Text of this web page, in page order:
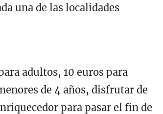
una de las localidades
adultos, 10 euros para
de 4 años, disfrutar de
para pasar el fin de